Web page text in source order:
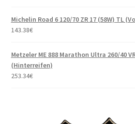
Michelin Road 6 120/70 ZR 17 (58W) TL
143.38€
Metzeler ME 888 Marathon Ultra 260/40
(Hinterreifen)
253.34€